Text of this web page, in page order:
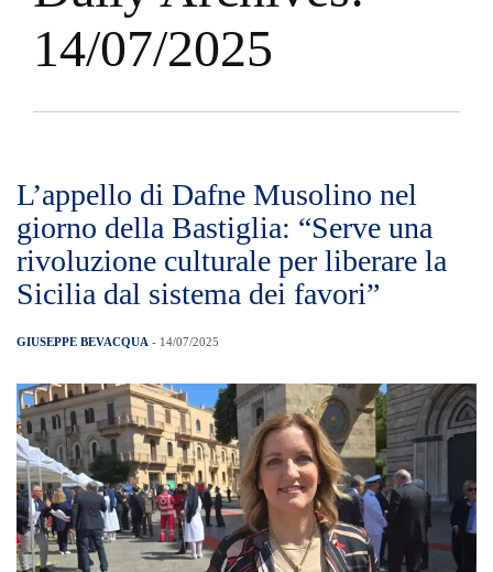
14/07/2025
L’appello di Dafne Musolino nel
giorno della Bastiglia: “Serve una
rivoluzione culturale per liberare la
Sicilia dal sistema dei favori”
GIUSEPPE BEVACQUA - 14/07/2025